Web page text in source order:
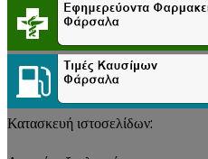
Κατασκευή ιστοσελίδων: